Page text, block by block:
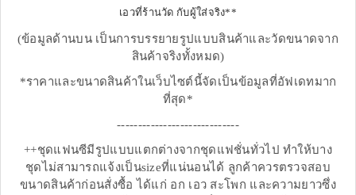
เอวที่ร้านวัด กับผู้ใส่จริง**
(ข้อมูลด้านบน เป็นการบรรยายรูปแบบสินค้าและวัดขนาดจาก
สินค้าจริงทั้งหมด)
*ราคาและขนาดสินค้าในเว็บไซต์นี้จัดเป็นข้อมูลที่อัฟเดทมาก
ที่สุด*
-----------------------------
++ชุดแฟนซีมีรูปแบบแตกต่างจากชุดแฟชั่นทั่วไป ทำให้บาง
ชุดไม่สามารถแจ้งเป็นsizeที่แน่นอนได้ ลูกค้าควรตรวจสอบ
ขนาดสินค้าก่อนสั่งซื้อ ได้แก่ อก เอว สะโพก และความยาวซึ่ง